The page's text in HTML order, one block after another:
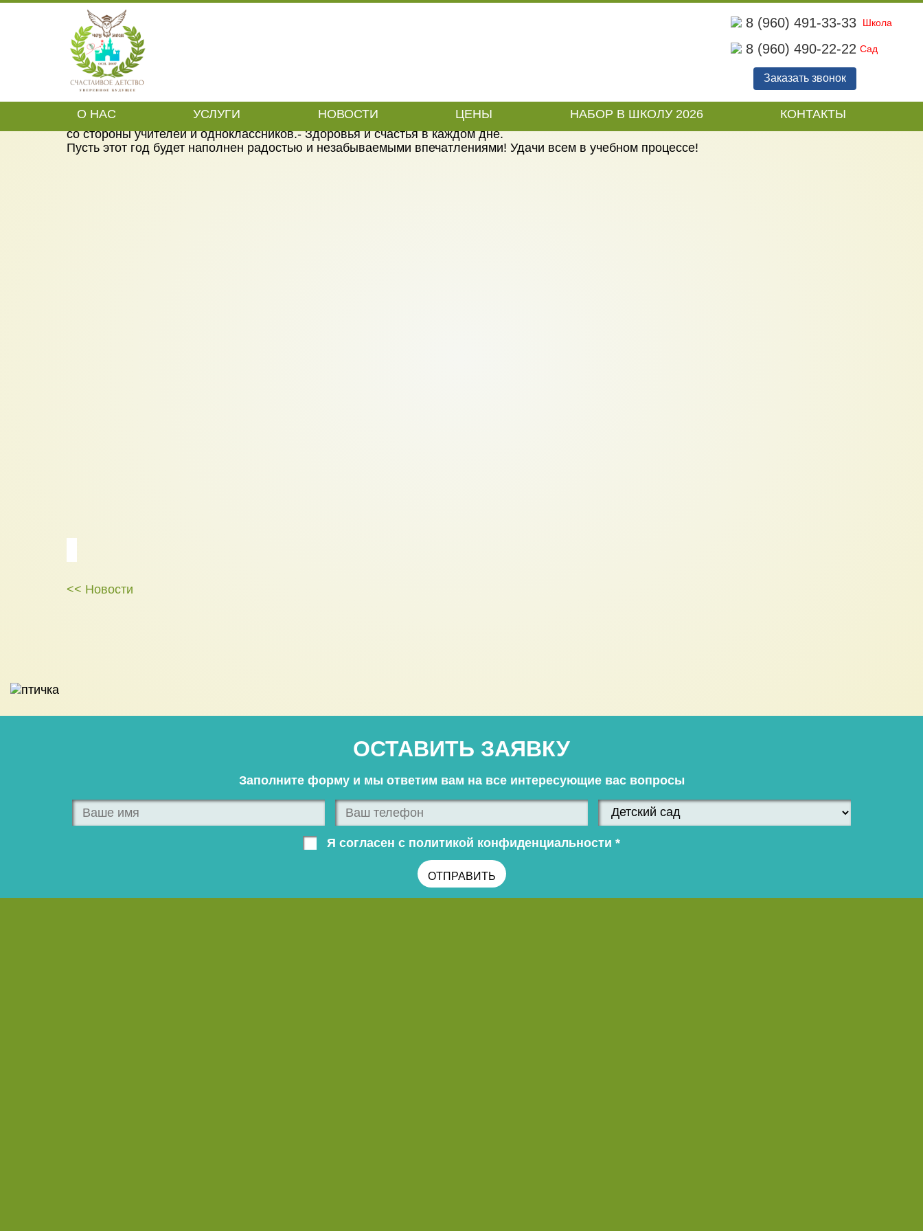
8 (960) 491-33-33 Школа
8 (960) 490-22-22 Сад
Заказать звонок
О НАС УСЛУГИ НОВОСТИ ЦЕНЫ НАБОР В ШКОЛУ 2026 КОНТАКТЫ
Сердечно поздравляем учеников и их родителей!
Желаем вам: - Успехов в учебе и новых достижений.
- Интересных открытий и увлекательных знаний. Творческого вдохновения и ярких моментов в школьной жизни.-Доброты и поддержки
со стороны учителей и одноклассников.- Здоровья и счастья в каждом дне.
Пусть этот год будет наполнен радостью и незабываемыми впечатлениями! Удачи всем в учебном процессе!
<< Новости
ОСТАВИТЬ ЗАЯВКУ
Заполните форму и мы ответим вам на все интересующие вас вопросы
Я согласен с политикой конфиденциальности *
ОТПРАВИТЬ